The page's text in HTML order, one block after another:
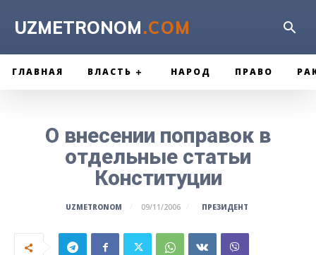
UZMETRONOM.COM
ГЛАВНАЯ ВЛАСТЬ НАРОД ПРАВО
О внесении поправок в
отдельные статьи
Конституции
UZMETRONOM 09/11/2006 ПРЕЗИДЕНТ